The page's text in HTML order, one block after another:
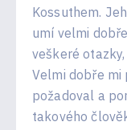
Kossuthem.
umí velmi
veškeré
Velmi dobře mi
požadoval a
takového